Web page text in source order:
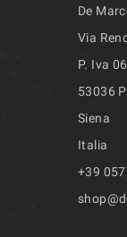
De
Via
P. Iva
53036
Siena
Italia
+39